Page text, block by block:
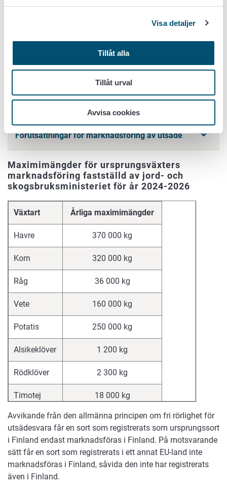
Visa detaljer
Tillåt alla
Tillåt urval
Avvisa cookies
Produktionen och marknadsföringen av utsäde av
och skogsbruksministeriets (JSM) förordningar om
utsädesproduktion. Det finns dock några undantag till
dessa. I Finland får utsäde av en sort som registrerats som
ursprungssort marknadsföras under följande
Förutsättningar för marknadsföring av utsäde
Maximimängder för ursprungsväxters
marknadsföring fastställd av jord- och
skogsbruksministeriet för år 2024-2026
Växtart Årliga maximimängder
Havre 370 000 kg
Korn 320 000 kg
Råg 36 000 kg
Vete 160 000 kg
Potatis 250 000 kg
Alsikeklöver 1 200 kg
Rödklöver 2 300 kg
Timotej 18 000 kg
Avvikande från den allmänna principen om fri rörlighet för
utsädesvara får en sort som registrerats som ursprungssort
i Finland endast marknadsföras i Finland. På motsvarande
sätt får en sort som registrerats i ett annat EU-land inte
marknadsföras i Finland, såvida den inte har registrerats
även i Finland.